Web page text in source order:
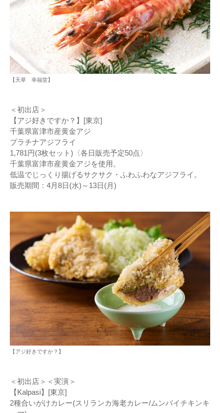
【天草 幸福堂】
＜初出店＞
【アジ好きですか？】[東京]
千葉県富津市産黄金アジ
プラチナアジフライ
1,781円(3枚セット)〈各日販売予定50点〉
千葉県富津市産黄金アジを使用。
低温でじっくり揚げるサクサク・ふわふわなアジフライ。
販売期間：4月8日(水)～13日(月)
【アジ好きですか？】
＜初出店＞＜実演＞
【Kalpasi】[東京]
2種合いがけカレー(スリランカ海老カレー/ムンバイチキンキ